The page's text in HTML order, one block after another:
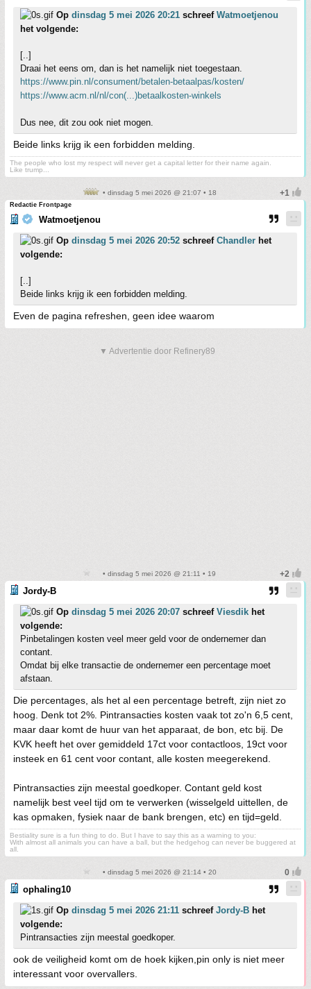
Op dinsdag 5 mei 2026 20:21 schreef Watmoetjenou
het volgende:
[..]
Draai het eens om, dan is het namelijk niet toegestaan.
https://www.pin.nl/consument/betalen-betaalpas/kosten/
https://www.acm.nl/nl/con(...)betaalkosten-winkels
Dus nee, dit zou ook niet mogen.
Beide links krijg ik een forbidden melding.
The people who lost my respect will never get a capital letter for their name again.
Like trump...
• dinsdag 5 mei 2026 @ 21:07 • 18
Redactie Frontpage
Watmoetjenou
Op dinsdag 5 mei 2026 20:52 schreef Chandler het
volgende:
[..]
Beide links krijg ik een forbidden melding.
Even de pagina refreshen, geen idee waarom
▼ Advertentie door Refinery89
• dinsdag 5 mei 2026 @ 21:11 • 19
Jordy-B
Op dinsdag 5 mei 2026 20:07 schreef Viesdik het
volgende:
Pinbetalingen kosten veel meer geld voor de ondernemer dan
contant.
Omdat bij elke transactie de ondernemer een percentage moet
afstaan.
Die percentages, als het al een percentage betreft, zijn niet zo
hoog. Denk tot 2%. Pintransacties kosten vaak tot zo'n 6,5 cent,
maar daar komt de huur van het apparaat, de bon, etc bij. De
KVK heeft het over gemiddeld 17ct voor contactloos, 19ct voor
insteek en 61 cent voor contant, alle kosten meegerekend.
Pintransacties zijn meestal goedkoper. Contant geld kost
namelijk best veel tijd om te verwerken (wisselgeld uittellen, de
kas opmaken, fysiek naar de bank brengen, etc) en tijd=geld.
Bestiality sure is a fun thing to do. But I have to say this as a warning to you:
With almost all animals you can have a ball, but the hedgehog can never be buggered at
all.
• dinsdag 5 mei 2026 @ 21:14 • 20
ophaling10
Op dinsdag 5 mei 2026 21:11 schreef Jordy-B het
volgende:
Pintransacties zijn meestal goedkoper.
ook de veiligheid komt om de hoek kijken,pin only is niet meer
interessant voor overvallers.